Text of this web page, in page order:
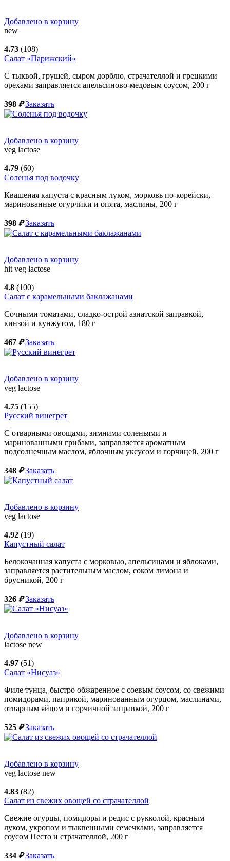
Добавлено в корзину
new
4.73 (108)
Салат «Парижский»
С тыквой, грушей, сыром дорблю, страчателлой и грецкими
орехами заправляется апельсиново-медовым соусом, 200 г
398 ₽ Заказать
Добавлено в корзину
veg lactose
4.79 (60)
Соленья под водочку
Квашеная капуста с красным луком, морковь по-корейски,
маринованные огурчики и опята, маслины, 200 г
398 ₽ Заказать
Добавлено в корзину
hit veg lactose
4.8 (100)
Салат с карамельными баклажанами
Сочными томатами, сладко-острой азиатской заправкой,
кинзой и кунжутом, 180 г
467 ₽ Заказать
Добавлено в корзину
veg lactose
4.75 (155)
Русский винегрет
С отварными овощами, зимними соленьями и
маринованными грибами, заправляется ароматным
подсолнечным маслом, яблочным уксусом и горчицей, 200 г
348 ₽ Заказать
Добавлено в корзину
veg lactose
4.92 (19)
Капустный салат
Белокочанная капуста с морковью, апельсинами и яблоками,
заправляется растительным маслом, соком лимона и
брусникой, 200 г
326 ₽ Заказать
Добавлено в корзину
lactose new
4.97 (51)
Салат «Нисуаз»
Филе тунца, быстро обжаренное с соевым соусом, со свежими
помидорами, паприкой, маринованным огурцом, маслинами,
отварным яйцом и горчичной заправкой, 200 г
525 ₽ Заказать
Добавлено в корзину
veg lactose new
4.83 (82)
Салат из свежих овощей со страчателлой
Свежие огурцы, помидоры и редис с рукколой, красным
луком, укропом и тыквенными семечками, заправляется
соусом Песто и страчателлой, 200 г
334 ₽ Заказать